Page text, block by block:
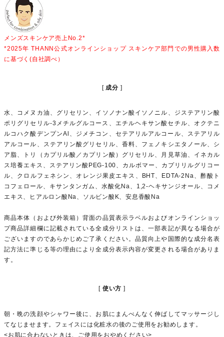
メンズスキンケア売上No.2*
*2025年 THANN公式オンラインショップ スキンケア部門での男性購入数
に基づく(自社調べ）
成分
水、コメヌカ油、グリセリン、イソノナン酸イソノニル、ジステアリン酸
ポリグリセリル-3メチルグルコース、エチルヘキサン酸セチル、オクテニ
ルコハク酸デンプンAl、ジメチコン、セテアリルアルコール、ステアリル
アルコール、ステアリン酸グリセリル、香料、フェノキシエタノール、シ
ア脂、トリ（カプリル酸／カプリン酸）グリセリル、月見草油、イネカル
ス培養エキス、ステアリン酸PEG-100、カルボマー、カプリリルグリコー
ル、クロルフェネシン、オレンジ果皮エキス、BHT、EDTA-2Na、酢酸ト
コフェロール、キサンタンガム、水酸化Na、1,2-ヘキサンジオール、コメ
エキス、ヒアルロン酸Na、ソルビン酸K、安息香酸Na
商品本体（および外装箱）背面の品質表示ラベルおよびオンラインショッ
プ商品詳細欄に記載されている全成分リストは、一部表記が異なる場合が
ございますのであらかじめご了承ください。品質向上や国際的な成分名表
記方法に準じる等の理由により全成分表示内容が変更される場合がありま
す。
使い方
朝・晩の洗顔やシャワー後に、お肌にまんべんなく伸ばしてマッサージし
てなじませます。フェイスには化粧水の後のご使用をお勧めします。
<お肌に合わないときは、ご使用をおやめください>